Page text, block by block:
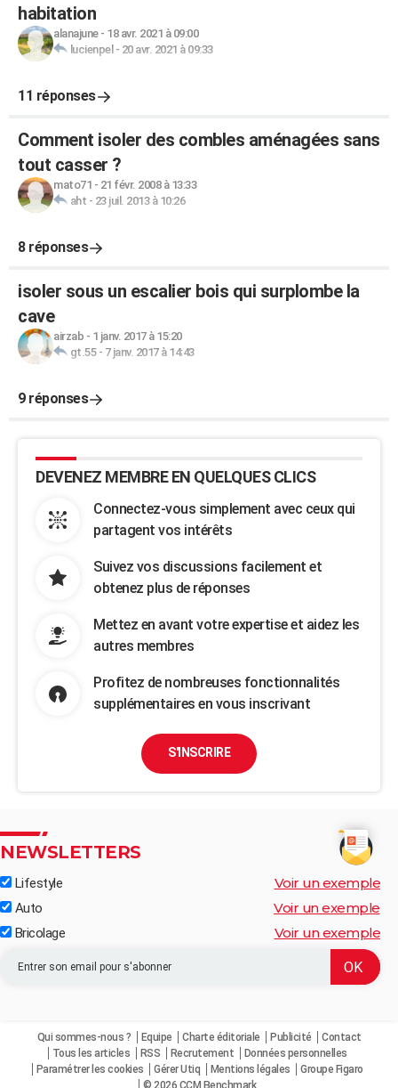
habitation
alanajune- 18 avr. 2021 à 09:00
lucienpel - 20 avr. 2021 à 09:33
11 réponses
Comment isoler des combles aménagées sans
tout casser ?
mato71 - 21 févr. 2008 à 13:33
aht - 23 juil. 2013 à 10:26
8 réponses
isoler sous un escalier bois qui surplombe la
cave
airzab - 1 janv. 2017 à 15:20
gt.55- 7 janv. 2017 à 14:43
9 réponses
DEVENEZ MEMBRE EN QUELQUES CLICS
Connectez-vous simplement avec ceux qui
partagent vos intérêts
Suivez vos discussions facilement et
obtenez plus de réponses
Mettez en avant votre expertise et aidez les
autres membres
Profitez de nombreuses fonctionnalités
supplémentaires en vous inscrivant
S'INSCRIRE
NEWSLETTERS
Lifestyle Voir un exemple
Auto Voir un exemple
Bricolage Voir un exemple
Qui sommes-nous ? Equipe Charte éditoriale Publicité
Contact
Tous les articles
RSS Recrutement
Données personnelles
Paramétrer les cookies
Gérer Utiq Mentions légales
Groupe Figaro
© 2026 CCM Benchmark